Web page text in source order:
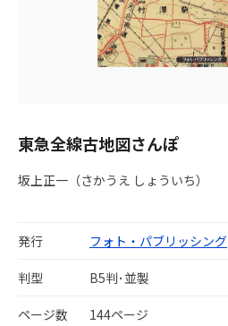
東急全線古地図さんぽ
坂上正一（さかうえ しょういち）
発行 フォト・パブリッシング
判型 B5判･並製
ページ数 144ページ